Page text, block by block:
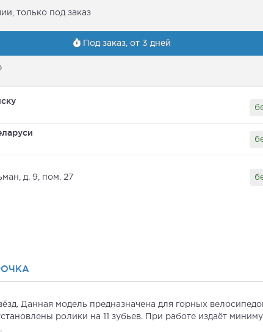
только под заказ
Под заказ, от 3 дней
д. 9, пом. 27
Данная модель предназначена для горных
ролики на 11 зубьев. При работе издаёт